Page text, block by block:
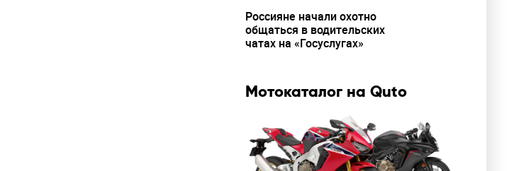
Россияне начали охотно
общаться в водительских
чатах на «Госуслугах»
Мотокаталог на Quto